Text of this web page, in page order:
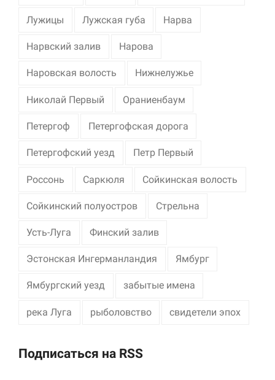
Лужицы Лужская губа Нарва
Нарвский залив Нарова
Наровская волость Нижнелужье
Николай Первый Ораниенбаум
Петергоф Петергофская дорога
Петергофский уезд Петр Первый
Россонь Саркюля Сойкинская волость
Сойкинский полуостров Стрельна
Усть-Луга Финский залив
Эстонская Ингерманландия Ямбург
Ямбургский уезд забытые имена
река Луга рыболовство свидетели эпох
Подписаться на RSS